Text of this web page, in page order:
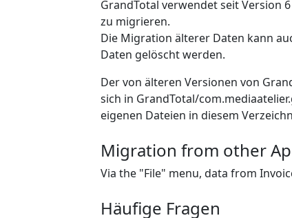
GrandTotal verwendet seit Version
zu migrieren.
Die Migration älterer Daten kann
Daten gelöscht werden.
Der von älteren Versionen von
sich in GrandTotal/
eigenen Dateien in diesem
Migration from other
Via the "File" menu, data from
Häufige Fragen